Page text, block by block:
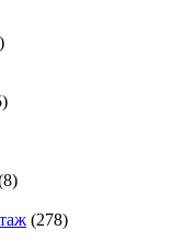
(278)